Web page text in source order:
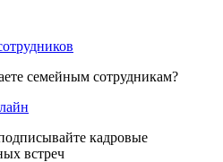
семейным сотрудникам?
кадровые
встреч